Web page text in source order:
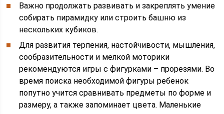
Важно продолжать развивать и закреплять умение
собирать пирамидку или строить башню из
нескольких кубиков.
Для развития терпения, настойчивости, мышления,
сообразительности и мелкой моторики
рекомендуются игры с фигурками – прорезями. Во
время поиска необходимой фигуры ребенок
попутно учится сравнивать предметы по форме и
размеру, а также запоминает цвета. Маленькие